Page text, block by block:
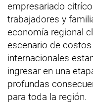
empresariado
trabajadores y
economía regional
escenario de
internacionales
ingresar en una
profundas
para toda la región.